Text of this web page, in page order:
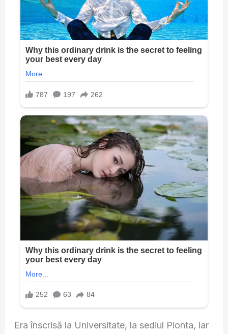
Era înscrisă la Universitate, la sediul Pionta, iar